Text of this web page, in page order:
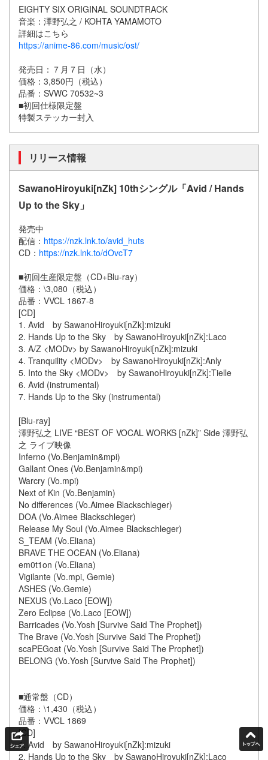
EIGHTY SIX ORIGINAL SOUNDTRACK
音楽：澤野弘之 / KOHTA YAMAMOTO
詳細はこちら
https://anime-86.com/music/ost/
発売日：７月７日（水）
価格：3,850円（税込）
品番：SVWC 70532~3
■初回仕様限定盤
特製ステッカー封入
リリース情報
SawanoHiroyuki[nZk] 10thシングル「Avid / Hands
Up to the Sky」
発売中
配信： https://nzk.lnk.to/avid_huts
CD： https://nzk.lnk.to/dOvcT7
■初回生産限定盤（CD+Blu-ray）
価格：\3,080（税込）
品番：VVCL 1867-8
[CD]
1. Avid by SawanoHiroyuki[nZk]:mizuki
2. Hands Up to the Sky by SawanoHiroyuki[nZk]:Laco
3. A/Z <MODv> by SawanoHiroyuki[nZk]:mizuki
4. Tranquility <MODv> by SawanoHiroyuki[nZk]:Anly
5. Into the Sky <MODv> by SawanoHiroyuki[nZk]:Tielle
6. Avid (instrumental)
7. Hands Up to the Sky (instrumental)
[Blu-ray]
澤野弘之 LIVE “BEST OF VOCAL WORKS [nZk]” Side 澤野弘
之 ライブ映像
Inferno (Vo.Benjamin&mpi)
Gallant Ones (Vo.Benjamin&mpi)
Warcry (Vo.mpi)
Next of Kin (Vo.Benjamin)
No differences (Vo.Aimee Blackschleger)
DOA (Vo.Aimee Blackschleger)
Release My Soul (Vo.Aimee Blackschleger)
S_TEAM (Vo.Eliana)
BRAVE THE OCEAN (Vo.Eliana)
em0t1on (Vo.Eliana)
Vigilante (Vo.mpi, Gemie)
ΛSHES (Vo.Gemie)
NEXUS (Vo.Laco [EOW])
Zero Eclipse (Vo.Laco [EOW])
Barricades (Vo.Yosh [Survive Said The Prophet])
The Brave (Vo.Yosh [Survive Said The Prophet])
scaPEGoat (Vo.Yosh [Survive Said The Prophet])
BELONG (Vo.Yosh [Survive Said The Prophet])
■通常盤（CD）
価格：\1,430（税込）
品番：VVCL 1869
[CD]
1. Avid by SawanoHiroyuki[nZk]:mizuki
2. Hands Up to the Sky by SawanoHiroyuki[nZk]:Laco